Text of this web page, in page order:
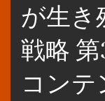
が生き
戦略
コン